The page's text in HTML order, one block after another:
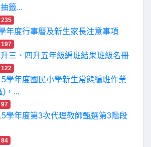
籤...
235
年度行事曆及新生家長注意事項
197
三、四升五年級編班結果班級名冊
122
學年度國民小學新生常態編班作業
)，...
97
學年度第3次代理教師甄選第3階段
84